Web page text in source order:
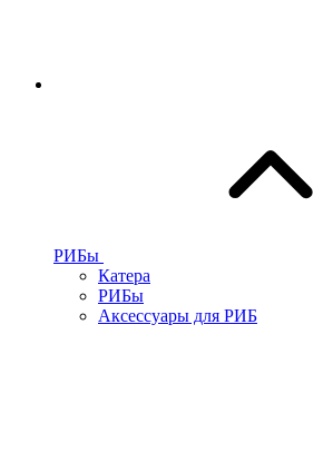
РИБы
Катера
РИБы
Аксессуары для РИБ